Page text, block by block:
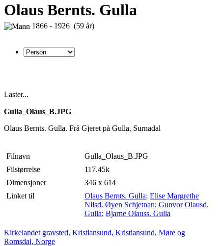
Olaus Bernts. Gulla
1866 - 1926 (59 år)
Laster...
Gulla_Olaus_B.JPG
Olaus Bernts. Gulla. Frå Gjeret på Gulla, Surnadal
Filnavn
Gulla_Olaus_B.JPG
Filstørrelse
117.45k
Dimensjoner
346 x 614
Linket til
Olaus Bernts. Gulla; Elise Margrethe
Nilsd. Øyen Schjetnan; Gunvor Olausd.
Gulla; Bjarne Olauss. Gulla
Kirkelandet gravsted, Kristiansund, Kristiansund, Møre og
Romsdal, Norge